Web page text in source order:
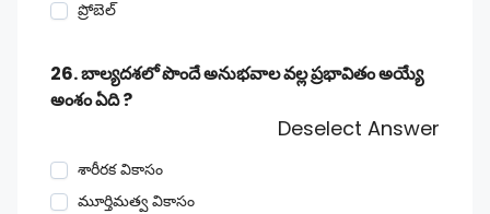
ప్రోబెల్
26. బాల్యదశలో పొందే అనుభవాల వల్ల ప్రభావితం అయ్యే
అంశం ఏది ?
Deselect Answer
శారీరక వికాసం
మూర్తిమత్వ వికాసం